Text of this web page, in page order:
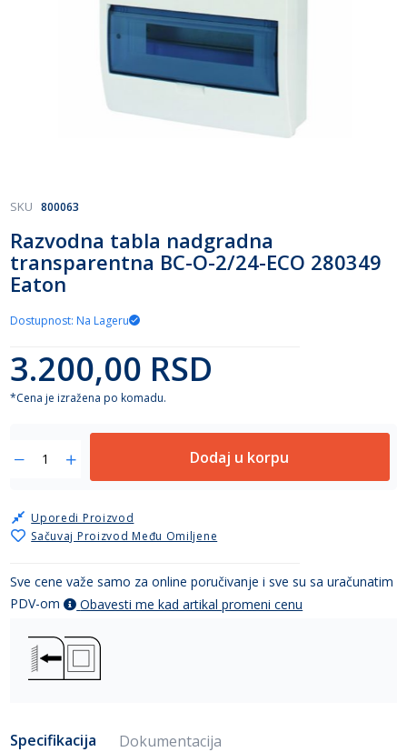
Skip
the
beginning
of
the
images
gallery
Razvodna tabla nadgradna
transparentna BC-O-2/24-ECO 280349
Eaton
SKU 800063
Dostupnost: Na Lageru
3.200,00 RSD
*Cena je izražena po komadu.
Dodaj u korpu
Sačuvaj Proizvod Među Omiljene
Uporedi Proizvod
Sve cene važe samo za online poručivanje i sve su sa uračunatim
PDV-om
Obavesti me kad artikal promeni cenu
Specifikacija Dokumentacija